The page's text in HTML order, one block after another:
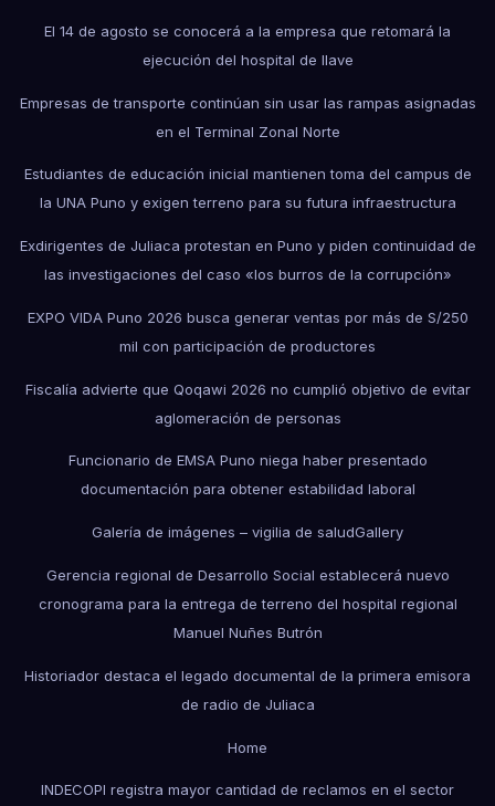
El 14 de agosto se conocerá a la empresa que retomará la
ejecución del hospital de Ilave
Empresas de transporte continúan sin usar las rampas asignadas
en el Terminal Zonal Norte
Estudiantes de educación inicial mantienen toma del campus de
la UNA Puno y exigen terreno para su futura infraestructura
Exdirigentes de Juliaca protestan en Puno y piden continuidad de
las investigaciones del caso «los burros de la corrupción»
EXPO VIDA Puno 2026 busca generar ventas por más de S/250
mil con participación de productores
Fiscalía advierte que Qoqawi 2026 no cumplió objetivo de evitar
aglomeración de personas
Funcionario de EMSA Puno niega haber presentado
documentación para obtener estabilidad laboral
Galería de imágenes – vigilia de saludGallery
Gerencia regional de Desarrollo Social establecerá nuevo
cronograma para la entrega de terreno del hospital regional
Manuel Nuñes Butrón
Historiador destaca el legado documental de la primera emisora
de radio de Juliaca
Home
INDECOPI registra mayor cantidad de reclamos en el sector